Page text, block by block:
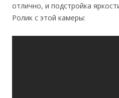
отлично, и подстройка
Ролик с этой камеры: